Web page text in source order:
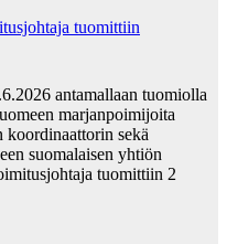
tuomittiin
antamallaan tuomiolla
marjanpoimijoita
koordinaattorin sekä
suomalaisen yhtiön
tuomittiin 2